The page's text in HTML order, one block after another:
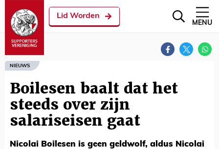
Lid Worden
MENU
NIEUWS
Boilesen baalt dat het
steeds over zijn
salariseisen gaat
Nicolai Boilesen is geen geldwolf, aldus Nicolai